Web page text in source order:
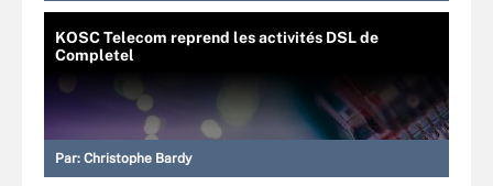
KOSC Telecom reprend les activités DSL de
Completel
Par: Christophe Bardy